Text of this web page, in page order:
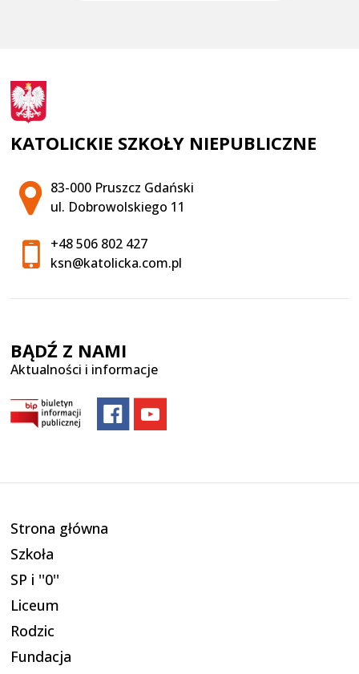
KATOLICKIE SZKOŁY NIEPUBLICZNE
Adres pocztowy:
83-000 Pruszcz Gdański
ul. Dobrowolskiego 11
+48 506 802 427
ksn@katolicka.com.pl
BĄDŹ Z NAMI
Aktualności i informacje
Strona główna
Szkoła
SP i ''0''
Liceum
Rodzic
Fundacja